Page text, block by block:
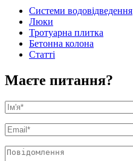
Системи водовідведення
Люки
Тротуарна плитка
Бетонна колона
Статті
Маєте питання?